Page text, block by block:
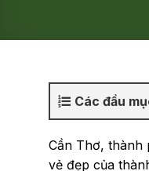
Các đầu
Cần Thơ, thành
vẻ đẹp của